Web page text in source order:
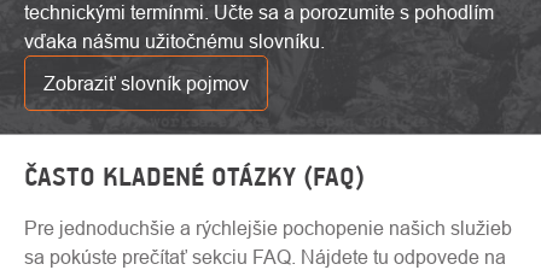
technickými termínmi. Učte sa a porozumite s pohodlím
vďaka nášmu užitočnému slovníku.
Zobraziť slovník pojmov
ČASTO KLADENÉ OTÁZKY (FAQ)
Pre jednoduchšie a rýchlejšie pochopenie našich služieb
sa pokúste prečítať sekciu FAQ. Nájdete tu odpovede na